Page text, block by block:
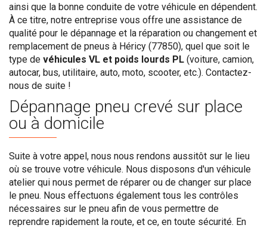
ainsi que la bonne conduite de votre véhicule en dépendent.
À ce titre, notre entreprise vous offre une assistance de
qualité pour le dépannage et la réparation ou changement et
remplacement de pneus à Héricy (77850), quel que soit le
type de véhicules VL et poids lourds PL (voiture, camion,
autocar, bus, utilitaire, auto, moto, scooter, etc.). Contactez-
nous de suite !
Dépannage pneu crevé sur place
ou à domicile
Suite à votre appel, nous nous rendons aussitôt sur le lieu
où se trouve votre véhicule. Nous disposons d'un véhicule
atelier qui nous permet de réparer ou de changer sur place
le pneu. Nous effectuons également tous les contrôles
nécessaires sur le pneu afin de vous permettre de
reprendre rapidement la route, et ce, en toute sécurité. En